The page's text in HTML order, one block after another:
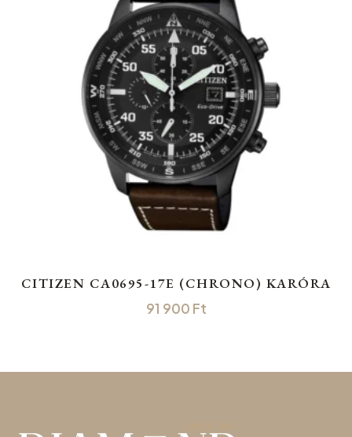
CITIZEN CA0695-17E (CHRONO) KARÓRA
91 900 Ft